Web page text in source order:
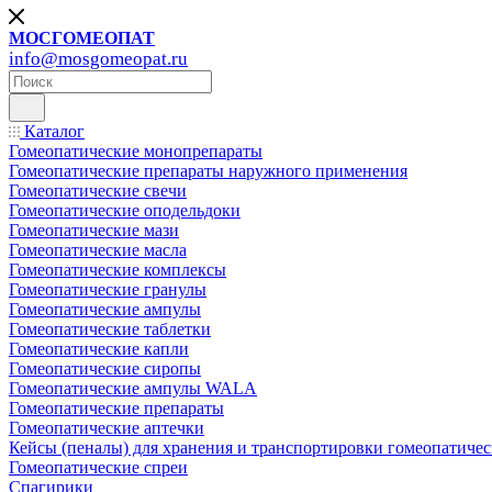
МОСГОМЕОПАТ
info@mosgomeopat.ru
Каталог
Гомеопатические монопрепараты
Гомеопатические препараты наружного применения
Гомеопатические свечи
Гомеопатические оподельдоки
Гомеопатические мази
Гомеопатические масла
Гомеопатические комплексы
Гомеопатические гранулы
Гомеопатические ампулы
Гомеопатические таблетки
Гомеопатические капли
Гомеопатические сиропы
Гомеопатические ампулы WALA
Гомеопатические препараты
Гомеопатические аптечки
Кейсы (пеналы) для хранения и транспортировки
Гомеопатические спреи
Спагирики